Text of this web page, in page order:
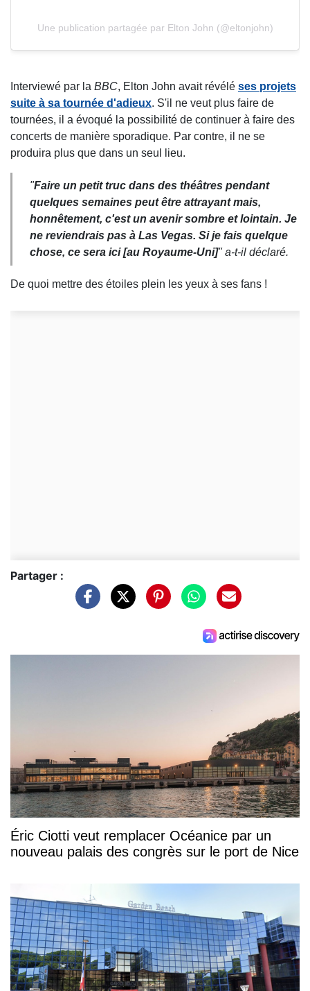
Une publication partagée par Elton John (@eltonjohn)
Interviewé par la BBC, Elton John avait révélé ses projets
suite à sa tournée d'adieux. S'il ne veut plus faire de
tournées, il a évoqué la possibilité de continuer à faire des
concerts de manière sporadique. Par contre, il ne se
produira plus que dans un seul lieu.
"Faire un petit truc dans des théâtres pendant
quelques semaines peut être attrayant mais,
honnêtement, c'est un avenir sombre et lointain. Je
ne reviendrais pas à Las Vegas. Si je fais quelque
chose, ce sera ici [au Royaume-Uni]" a-t-il déclaré.
De quoi mettre des étoiles plein les yeux à ses fans !
Partager :
Éric Ciotti veut remplacer Océanice par un
nouveau palais des congrès sur le port de Nice